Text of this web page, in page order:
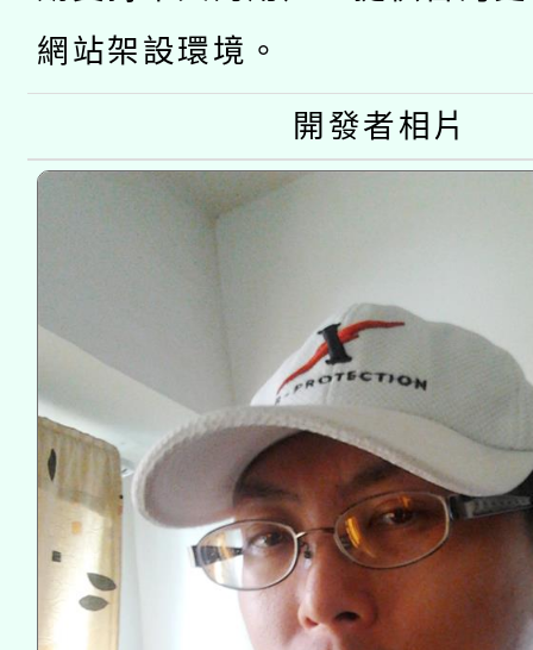
動」
開 智慧啟航」
網站架設環境。
開發者相片